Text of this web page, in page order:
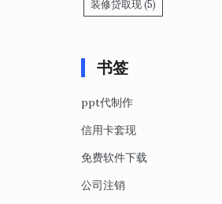
装修贷取现(5)
书签
ppt代制作
信用卡套现
免费软件下载
公司注销